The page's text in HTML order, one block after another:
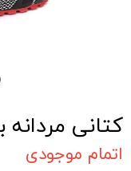
کتانی
اتمام موجودی